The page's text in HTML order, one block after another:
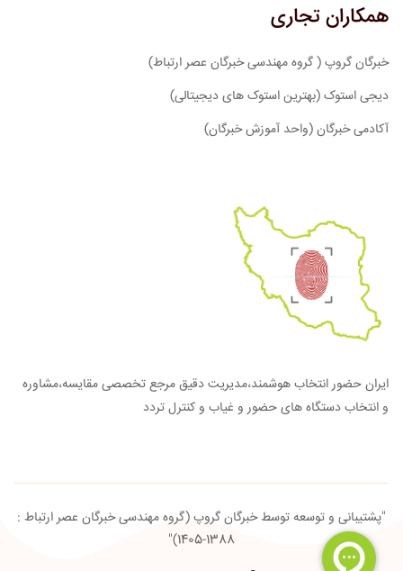
همکاران تجاری
خبرگان گروپ ( گروه مهندسی خبرگان عصر ارتباط)
دیجی استوک (بهترین استوک های دیجیتالی)
آکادمی خبرگان (واحد آموزش خبرگان)
ایران حضور انتخاب هوشمند،مدیریت دقیق مرجع تخصصی مقایسه،مشاوره
و انتخاب دستگاه های حضور و غیاب و کنترل تردد
"پشتیبانی و توسعه توسط خبرگان گروپ (گروه مهندسی خبرگان عصر ارتباط :
1388-1405)"